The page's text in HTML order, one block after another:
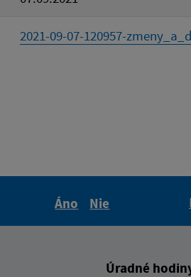
2021-09-07-120957-
Áno
Nie
Úradné